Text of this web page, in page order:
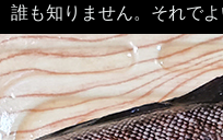
誰も知りません。それで